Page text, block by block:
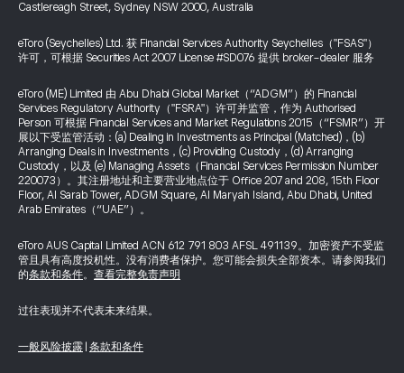
Castlereagh Street, Sydney NSW 2000, Australia
eToro (Seychelles) Ltd. 获 Financial Services Authority Seychelles（"FSAS"）
许可，可根据 Securities Act 2007 License #SD076 提供 broker-dealer 服务
eToro (ME) Limited 由 Abu Dhabi Global Market（“ADGM”）的 Financial
Services Regulatory Authority（"FSRA"）许可并监管，作为 Authorised
Person 可根据 Financial Services and Market Regulations 2015（“FSMR”）开
展以下受监管活动：(a) Dealing in Investments as Principal (Matched)，(b)
Arranging Deals in Investments，(c) Providing Custody，(d) Arranging
Custody，以及 (e) Managing Assets（Financial Services Permission Number
220073）。其注册地址和主要营业地点位于 Office 207 and 208, 15th Floor
Floor, Al Sarab Tower, ADGM Square, Al Maryah Island, Abu Dhabi, United
Arab Emirates（“UAE”）。
eToro AUS Capital Limited ACN 612 791 803 AFSL 491139。加密资产不受监
管且具有高度投机性。没有消费者保护。您可能会损失全部资本。请参阅我们
的条款和条件。 查看完整免责声明
过往表现并不代表未来结果。
一般风险披露 条款和条件